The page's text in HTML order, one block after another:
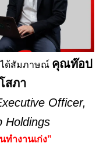
ได้สัมภาษณ์ คุณท๊อป
สภา
Officer,
Holdings
ทำงานเก่ง”